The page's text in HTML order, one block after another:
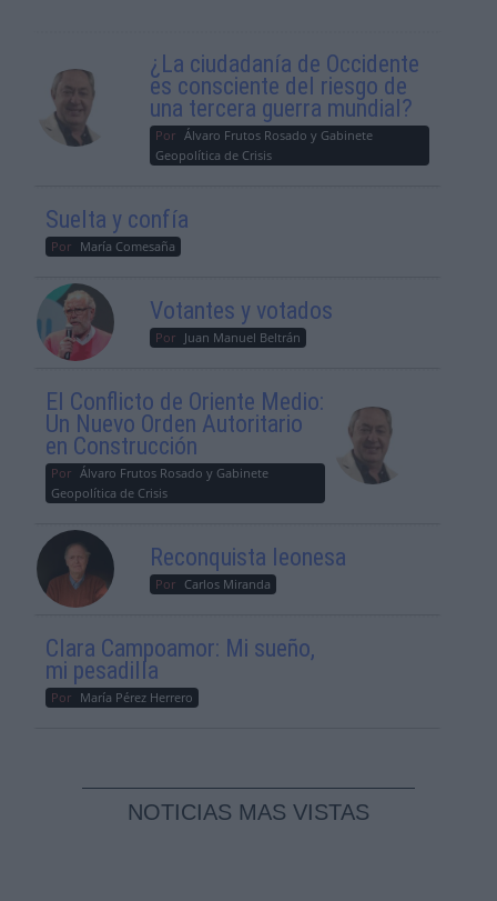
¿La ciudadanía de Occidente
es consciente del riesgo de
una tercera guerra mundial?
Por Álvaro Frutos Rosado y Gabinete
Geopolítica de Crisis
Suelta y confía
Por María Comesaña
Votantes y votados
Por Juan Manuel Beltrán
El Conflicto de Oriente Medio:
Un Nuevo Orden Autoritario
en Construcción
Por Álvaro Frutos Rosado y Gabinete
Geopolítica de Crisis
Reconquista leonesa
Por Carlos Miranda
Clara Campoamor: Mi sueño,
mi pesadilla
Por María Pérez Herrero
NOTICIAS MAS VISTAS